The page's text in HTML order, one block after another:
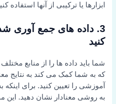
ترکیبی از آنها استفاده کنید.
های جمع آوری شده را
داده ها را از منابع مختلف ترکیب و
کمک می کند به نتایج معنادار برسید
تعیین کنید. برای اینکه به داده ها
معنادار نشان دهید. این ممکن است